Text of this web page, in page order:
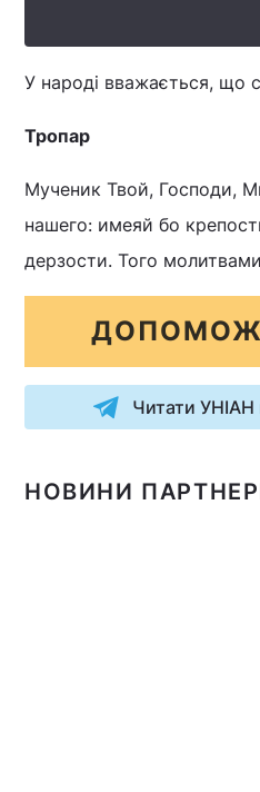
У народі вважається, що
Тропар
Мученик Твой, Господи,
нашего: имеяй бо
дерзости. Того
Читати УНІАН
НОВИНИ